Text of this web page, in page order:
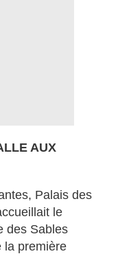
AUX
Palais des
le
des Sables
la première